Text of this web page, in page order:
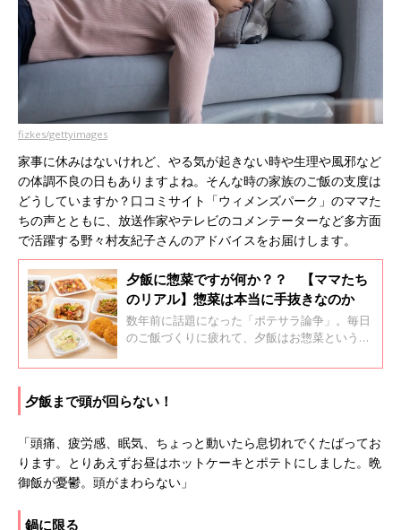
fizkes/gettyimages
家事に休みはないけれど、やる気が起きない時や生理や風邪など
の体調不良の日もありますよね。そんな時の家族のご飯の支度は
どうしていますか？口コミサイト「ウィメンズパーク」のママた
ちの声とともに、放送作家やテレビのコメンテーターなど多方面
で活躍する野々村友紀子さんのアドバイスをお届けします。
夕飯に惣菜ですが何か？？ 【ママたち
のリアル】惣菜は本当に手抜きなのか
数年前に話題になった「ポテサラ論争」。毎日
のご飯づくりに疲れて、夕飯はお惣菜というこ
ミサイト「ウィメンズパーク」のママたちの声
ンジしたレシピもあります。試してみません
夕飯まで頭が回らない！
「頭痛、疲労感、眠気、ちょっと動いたら息切れでくたばってお
ります。とりあえずお昼はホットケーキとポテトにしました。晩
御飯が憂鬱。頭がまわらない」
鍋に限る